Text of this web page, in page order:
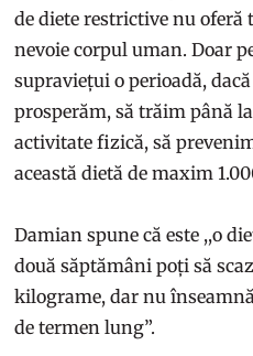
de diete restrictive nu
nevoie corpul uman. Doar
supraviețui o perioadă,
prosperăm, să trăim până
activitate fizică, să
această dietă de maxim
Damian spune că este ,,o
două săptămâni poți să
kilograme, dar nu
de termen lung”.